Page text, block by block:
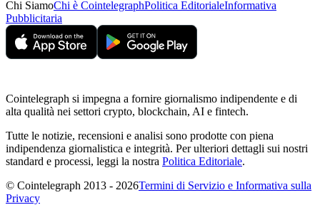
Chi SiamoChi è CointelegraphPolitica EditorialeInformativa
Pubblicitaria
Cointelegraph si impegna a fornire giornalismo indipendente e di
alta qualità nei settori crypto, blockchain, AI e fintech.
Tutte le notizie, recensioni e analisi sono prodotte con piena
indipendenza giornalistica e integrità. Per ulteriori dettagli sui nostri
standard e processi, leggi la nostra Politica Editoriale.
© Cointelegraph 2013 - 2026Termini di Servizio e Informativa sulla
Privacy